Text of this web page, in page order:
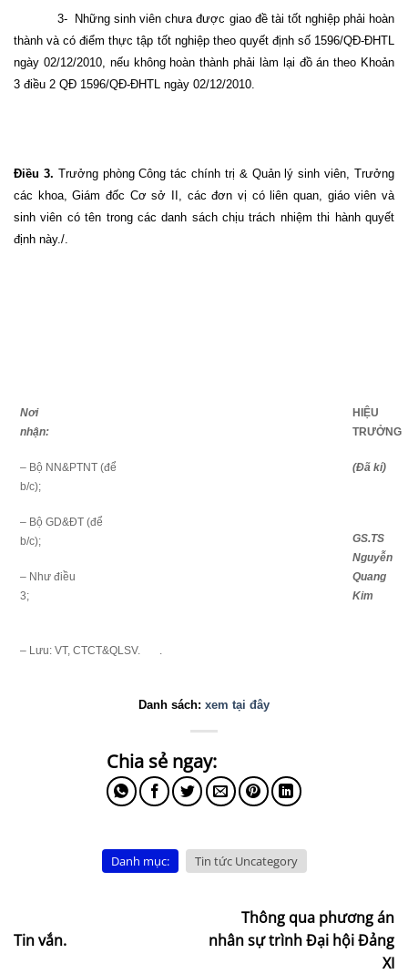
3-
Những sinh viên chưa được giao đề tài tốt nghiệp phải hoàn
thành và có điểm thực tập tốt nghiệp theo quyết định số 1596/QĐ-ĐHTL
ngày 02/12/2010, nếu không hoàn thành phải làm lại đồ án theo Khoản
3 điều 2 QĐ 1596/QĐ-ĐHTL ngày 02/12/2010.
Điều 3. Trưởng phòng Công tác chính trị & Quản lý sinh viên, Trưởng
các khoa, Giám đốc Cơ sở II, các đơn vị có liên quan, giáo viên và
sinh viên có tên trong các danh sách chịu trách nhiệm thi hành quyết
định này./.
Nơi
nhận:
– Bộ NN&PTNT (để
b/c);
– Bộ GD&ĐT (để
b/c);
– Như điều
3;
– Lưu: VT, CTCT&QLSV. .
HIỆU
TRƯỞNG
(Đã kí)
GS.TS
Nguyễn
Quang
Kim
Danh sách: xem tại đây
Danh mục: Tin tức Uncategory
Tin vắn.
Thông qua phương án
nhân sự trình Đại hội Đảng
XI